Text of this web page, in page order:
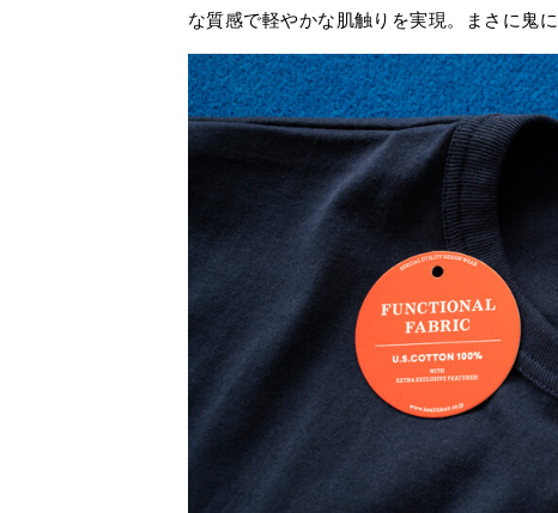
な質感で軽やかな肌触りを実現。まさに鬼